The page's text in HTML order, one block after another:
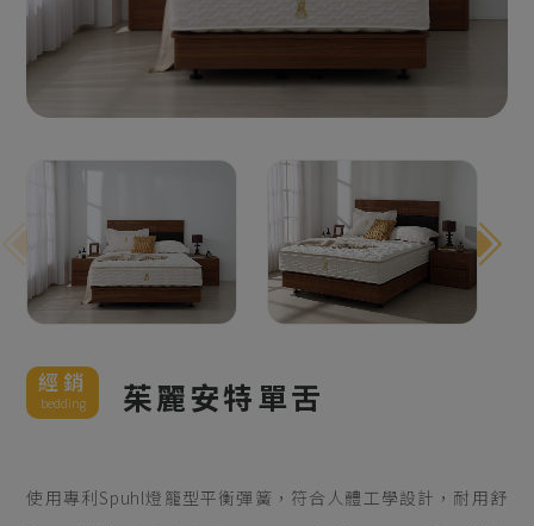
經銷
bedding 茱麗安特單舌
使用專利Spuhl燈籠型平衡彈簧，符合人體工學設計，耐用舒